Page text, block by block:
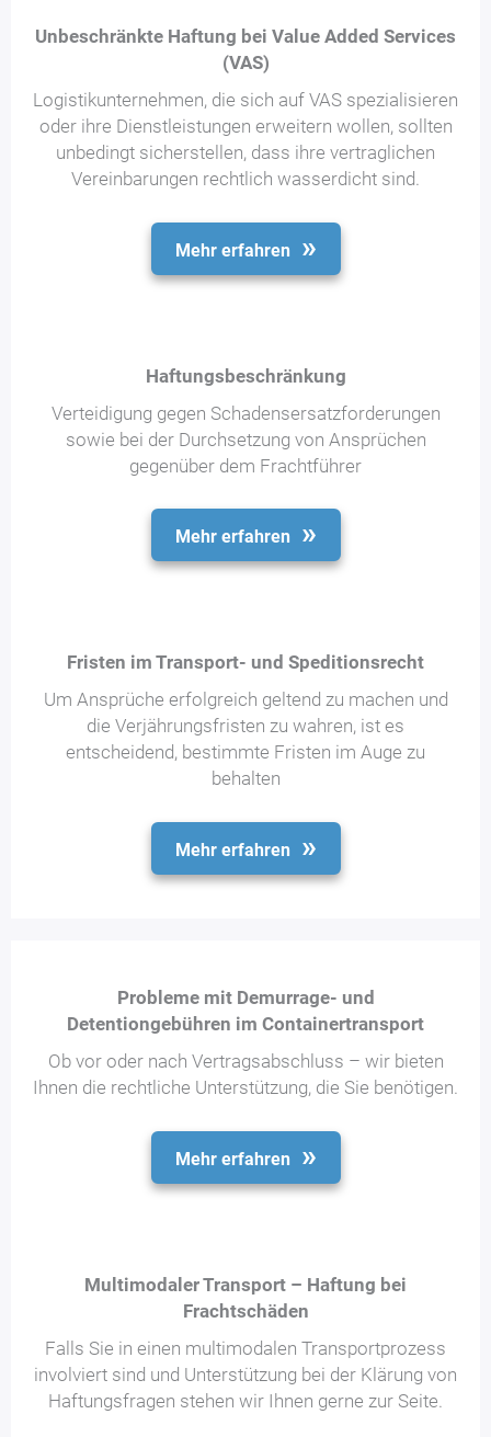
Unbeschränkte Haftung bei Value Added Services
(VAS)
Logistikunternehmen, die sich auf VAS spezialisieren
oder ihre Dienstleistungen erweitern wollen, sollten
unbedingt sicherstellen, dass ihre vertraglichen
Vereinbarungen rechtlich wasserdicht sind.
Mehr erfahren
Haftungsbeschränkung
Verteidigung gegen Schadensersatzforderungen
sowie bei der Durchsetzung von Ansprüchen
gegenüber dem Frachtführer
Mehr erfahren
Fristen im Transport- und Speditionsrecht
Um Ansprüche erfolgreich geltend zu machen und
die Verjährungsfristen zu wahren, ist es
entscheidend, bestimmte Fristen im Auge zu
behalten
Mehr erfahren
Probleme mit Demurrage- und
Detentiongebühren im Containertransport
Ob vor oder nach Vertragsabschluss – wir bieten
Ihnen die rechtliche Unterstützung, die Sie benötigen.
Mehr erfahren
Multimodaler Transport – Haftung bei
Frachtschäden
Falls Sie in einen multimodalen Transportprozess
involviert sind und Unterstützung bei der Klärung von
Haftungsfragen stehen wir Ihnen gerne zur Seite.